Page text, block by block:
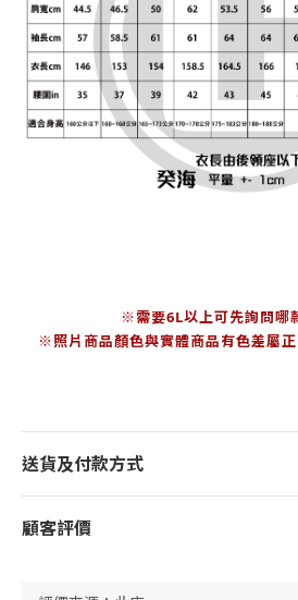
※需要6L以上可先詢問哪
※照片商品顏色與實體商品有色差屬
送貨及付款方式
顧客評價